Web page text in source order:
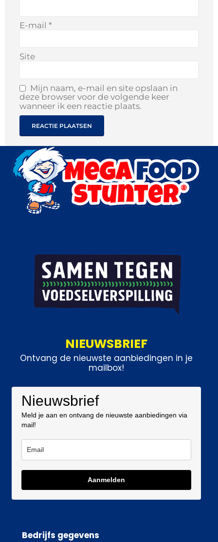
E-mail *
Site
Mijn naam, e-mail en site opslaan in
deze browser voor de volgende keer
wanneer ik een reactie plaats.
NIEUWSBRIEF
Ontvang de nieuwste aanbiedingen in je
mailbox!
Nieuwsbrief
Meld je aan en ontvang de nieuwste aanbiedingen via
mail!
Aanmelden
Bedrijfs gegevens